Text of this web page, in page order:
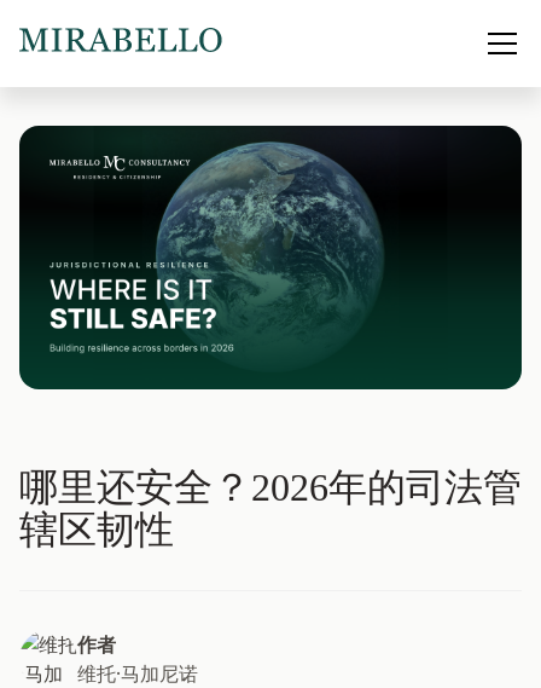
哪里还安全？2026年的司法管
辖区韧性
作者
维托·马加尼诺